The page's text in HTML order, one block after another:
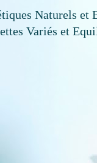
Naturels
Variés et